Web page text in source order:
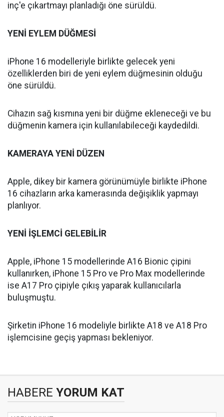
inç'e çıkartmayı planladığı öne sürüldü.
YENİ EYLEM DÜĞMESİ
iPhone 16 modelleriyle birlikte gelecek yeni
özelliklerden biri de yeni eylem düğmesinin olduğu
öne sürüldü.
Cihazın sağ kısmına yeni bir düğme ekleneceği ve bu
düğmenin kamera için kullanılabileceği kaydedildi.
KAMERAYA YENİ DÜZEN
Apple, dikey bir kamera görünümüyle birlikte iPhone
16 cihazların arka kamerasında değişiklik yapmayı
planlıyor.
YENİ İŞLEMCİ GELEBİLİR
Apple, iPhone 15 modellerinde A16 Bionic çipini
kullanırken, iPhone 15 Pro ve Pro Max modellerinde
ise A17 Pro çipiyle çıkış yaparak kullanıcılarla
buluşmuştu.
Şirketin iPhone 16 modeliyle birlikte A18 ve A18 Pro
işlemcisine geçiş yapması bekleniyor.
HABERE YORUM KAT